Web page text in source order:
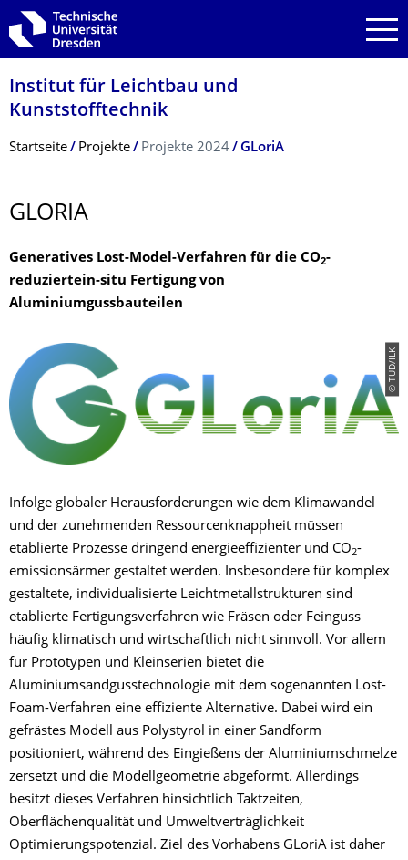
Zur Hauptnavigation springen
Zur Suche springen
Zum Inhalt springen
Institut für Leichtbau und
Kunststofftechnik
Breadcrumb-Menü
Startseite Projekte Projekte 2024 GLoriA
GLORIA
Generatives Lost-Model-Verfahren für die CO2-
reduziertein-situ Fertigung von
Aluminiumgussbauteilen
© TUD/ILK
Infolge globaler Herausforderungen wie dem Klimawandel
und der zunehmenden Ressourcenknappheit müssen
etablierte Prozesse dringend energieeffizienter und CO2-
emissionsärmer gestaltet werden. Insbesondere für komplex
gestaltete, individualisierte Leichtmetallstrukturen sind
etablierte Fertigungsverfahren wie Fräsen oder Feinguss
häufig klimatisch und wirtschaftlich nicht sinnvoll. Vor allem
für Prototypen und Kleinserien bietet die
Aluminiumsandgusstechnologie mit dem sogenannten Lost-
Foam-Verfahren eine effiziente Alternative. Dabei wird ein
gefrästes Modell aus Polystyrol in einer Sandform
positioniert, während des Eingießens der Aluminiumschmelze
zersetzt und die Modellgeometrie abgeformt. Allerdings
besitzt dieses Verfahren hinsichtlich Taktzeiten,
Oberflächenqualität und Umweltverträglichkeit
Optimierungspotenzial. Ziel des Vorhabens GLoriA ist daher